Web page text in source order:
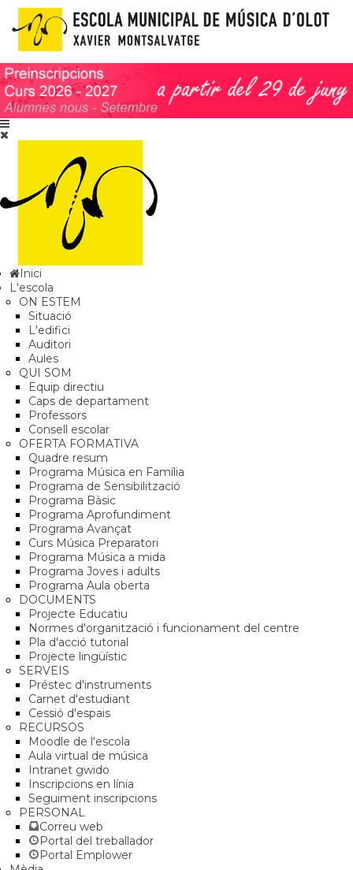
Inici
L'escola
ON ESTEM
Situació
L'edifici
Auditori
Aules
QUI SOM
Equip directiu
Caps de departament
Professors
Consell escolar
OFERTA FORMATIVA
Quadre resum
Programa Música en Família
Programa de Sensibilització
Programa Bàsic
Programa Aprofundiment
Programa Avançat
Curs Música Preparatori
Programa Música a mida
Programa Joves i adults
Programa Aula oberta
DOCUMENTS
Projecte Educatiu
Normes d'organització i funcionament del centre
Pla d'acció tutorial
Projecte lingüístic
SERVEIS
Préstec d'instruments
Carnet d'estudiant
Cessió d'espais
RECURSOS
Moodle de l'escola
Aula virtual de música
Intranet gwido
Inscripcions en línia
Seguiment inscripcions
PERSONAL
Correu web
Portal del treballador
Portal Emplower